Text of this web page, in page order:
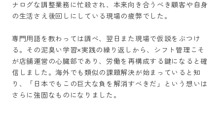
ナログな調整業務に忙殺され、本来向き合うべき顧客や自身
の生活さえ後回しにしている現場の疲弊でした。
専門用語を教わっては調べ、翌日また現場で仮説をぶつけ
る。その泥臭い学習×実践の繰り返しから、シフト管理こそ
が店舗運営の心臓部であり、労働を再構成する鍵になると確
信しました。海外でも類似の課題解決が始まっていると知
り、「日本でもこの巨大な負を解消すべきだ」という想いは
さらに強固なものになりました。